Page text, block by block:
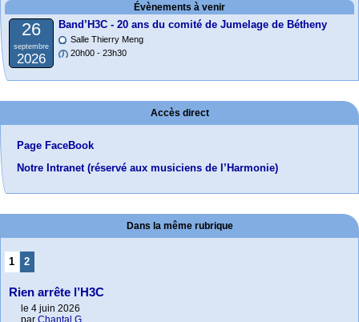
Évènements à venir
26
septembre
2026
Band’H3C - 20 ans du comité de Jumelage de Bétheny
Salle Thierry Meng
20h00 - 23h30
Accès direct
Page FaceBook
Notre Intranet (réservé aux musiciens de l’Harmonie)
Dans la même rubrique
1 2
Rien arrête l’H3C
le 4 juin 2026
par Chantal G